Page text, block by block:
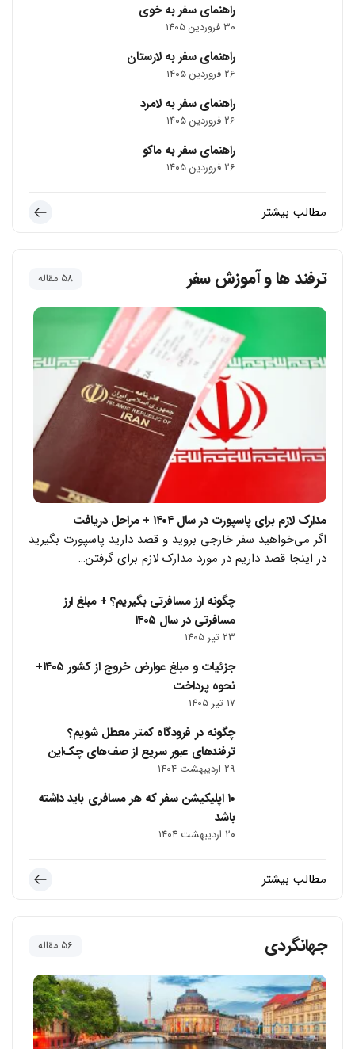
راهنمای سفر به خوی
۳۰ فروردین ۱۴۰۵
راهنمای سفر به لارستان
۲۶ فروردین ۱۴۰۵
راهنمای سفر به لامرد
۲۶ فروردین ۱۴۰۵
راهنمای سفر به ماکو
۲۶ فروردین ۱۴۰۵
مطالب بیشتر
ترفند ها و آموزش سفر 58 مقاله
مدارک لازم برای پاسپورت در سال ۱۴۰۴ + مراحل دریافت
اگر می‌خواهید سفر خارجی بروید و قصد دارید پاسپورت بگیرید
در اینجا قصد داریم در مورد مدارک لازم برای گرفتن…
چگونه ارز مسافرتی بگیریم؟ + مبلغ ارز
مسافرتی در سال ۱۴۰۵
۲۳ تیر ۱۴۰۵
جزئیات و مبلغ عوارض خروج از کشور ۱۴۰۵+
نحوه پرداخت
۱۷ تیر ۱۴۰۵
چگونه در فرودگاه کمتر معطل شویم؟
ترفندهای عبور سریع از صف‌های چک‌این
۲۹ اردیبهشت ۱۴۰۴
۱۰ اپلیکیشن سفر که هر مسافری باید داشته
باشد
۲۰ اردیبهشت ۱۴۰۴
مطالب بیشتر
جهانگردی 56 مقاله